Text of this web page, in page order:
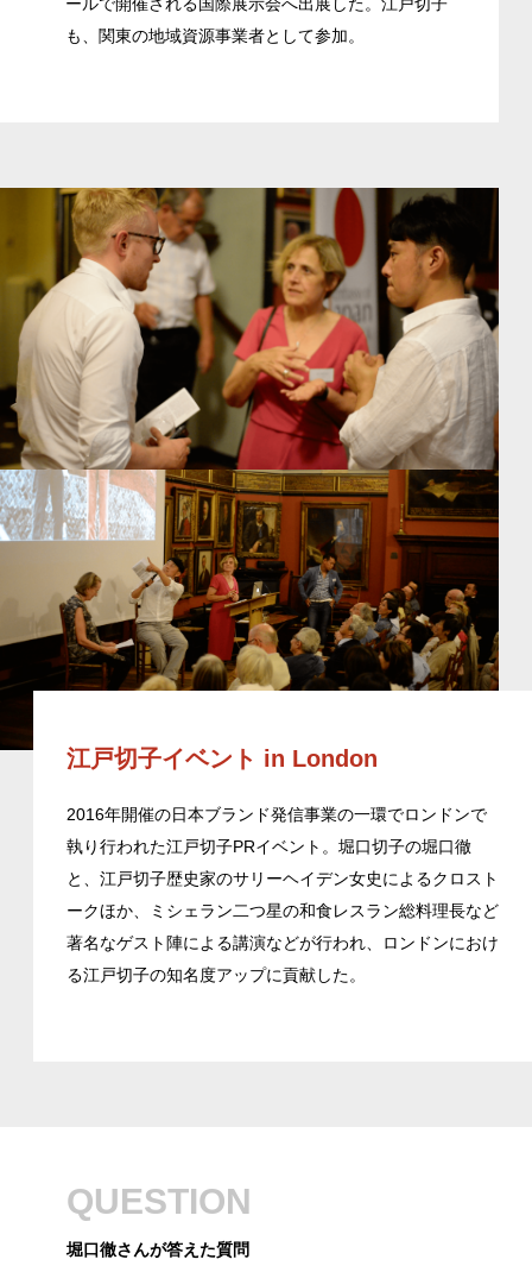
も、関東の地域資源事業者として参加。
江戸切子イベント in London
2016年開催の日本ブランド発信事業の一環でロンドンで
執り行われた江戸切子PRイベント。堀口切子の堀口徹
と、江戸切子歴史家のサリーヘイデン女史によるクロスト
ークほか、ミシェラン二つ星の和食レスラン総料理長など
著名なゲスト陣による講演などが行われ、ロンドンにおけ
る江戸切子の知名度アップに貢献した。
QUESTION
堀口徹さんが答えた質問